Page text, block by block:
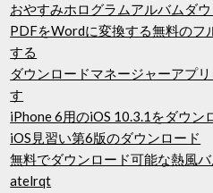
おやすみホログラムアルバムダ
PDFをWordに変換する無料のフ
する
ダウンロードマネージャーアプ
す
iPhone 6用のiOS 10.3.1をダウン
iOS見習い第6版のダウンロード
無料でダウンロード可能な熱風
atelrqt